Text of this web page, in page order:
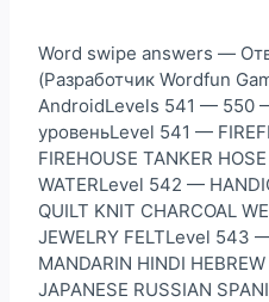
Word swipe answers —
(Разработчик Wordfun
AndroidLevels 541 — 550
уровеньLevel 541 —
FIREHOUSE TANKER
WATERLevel 542 —
QUILT KNIT CHARCOAL
JEWELRY FELTLevel 543
MANDARIN HINDI
JAPANESE RUSSIAN